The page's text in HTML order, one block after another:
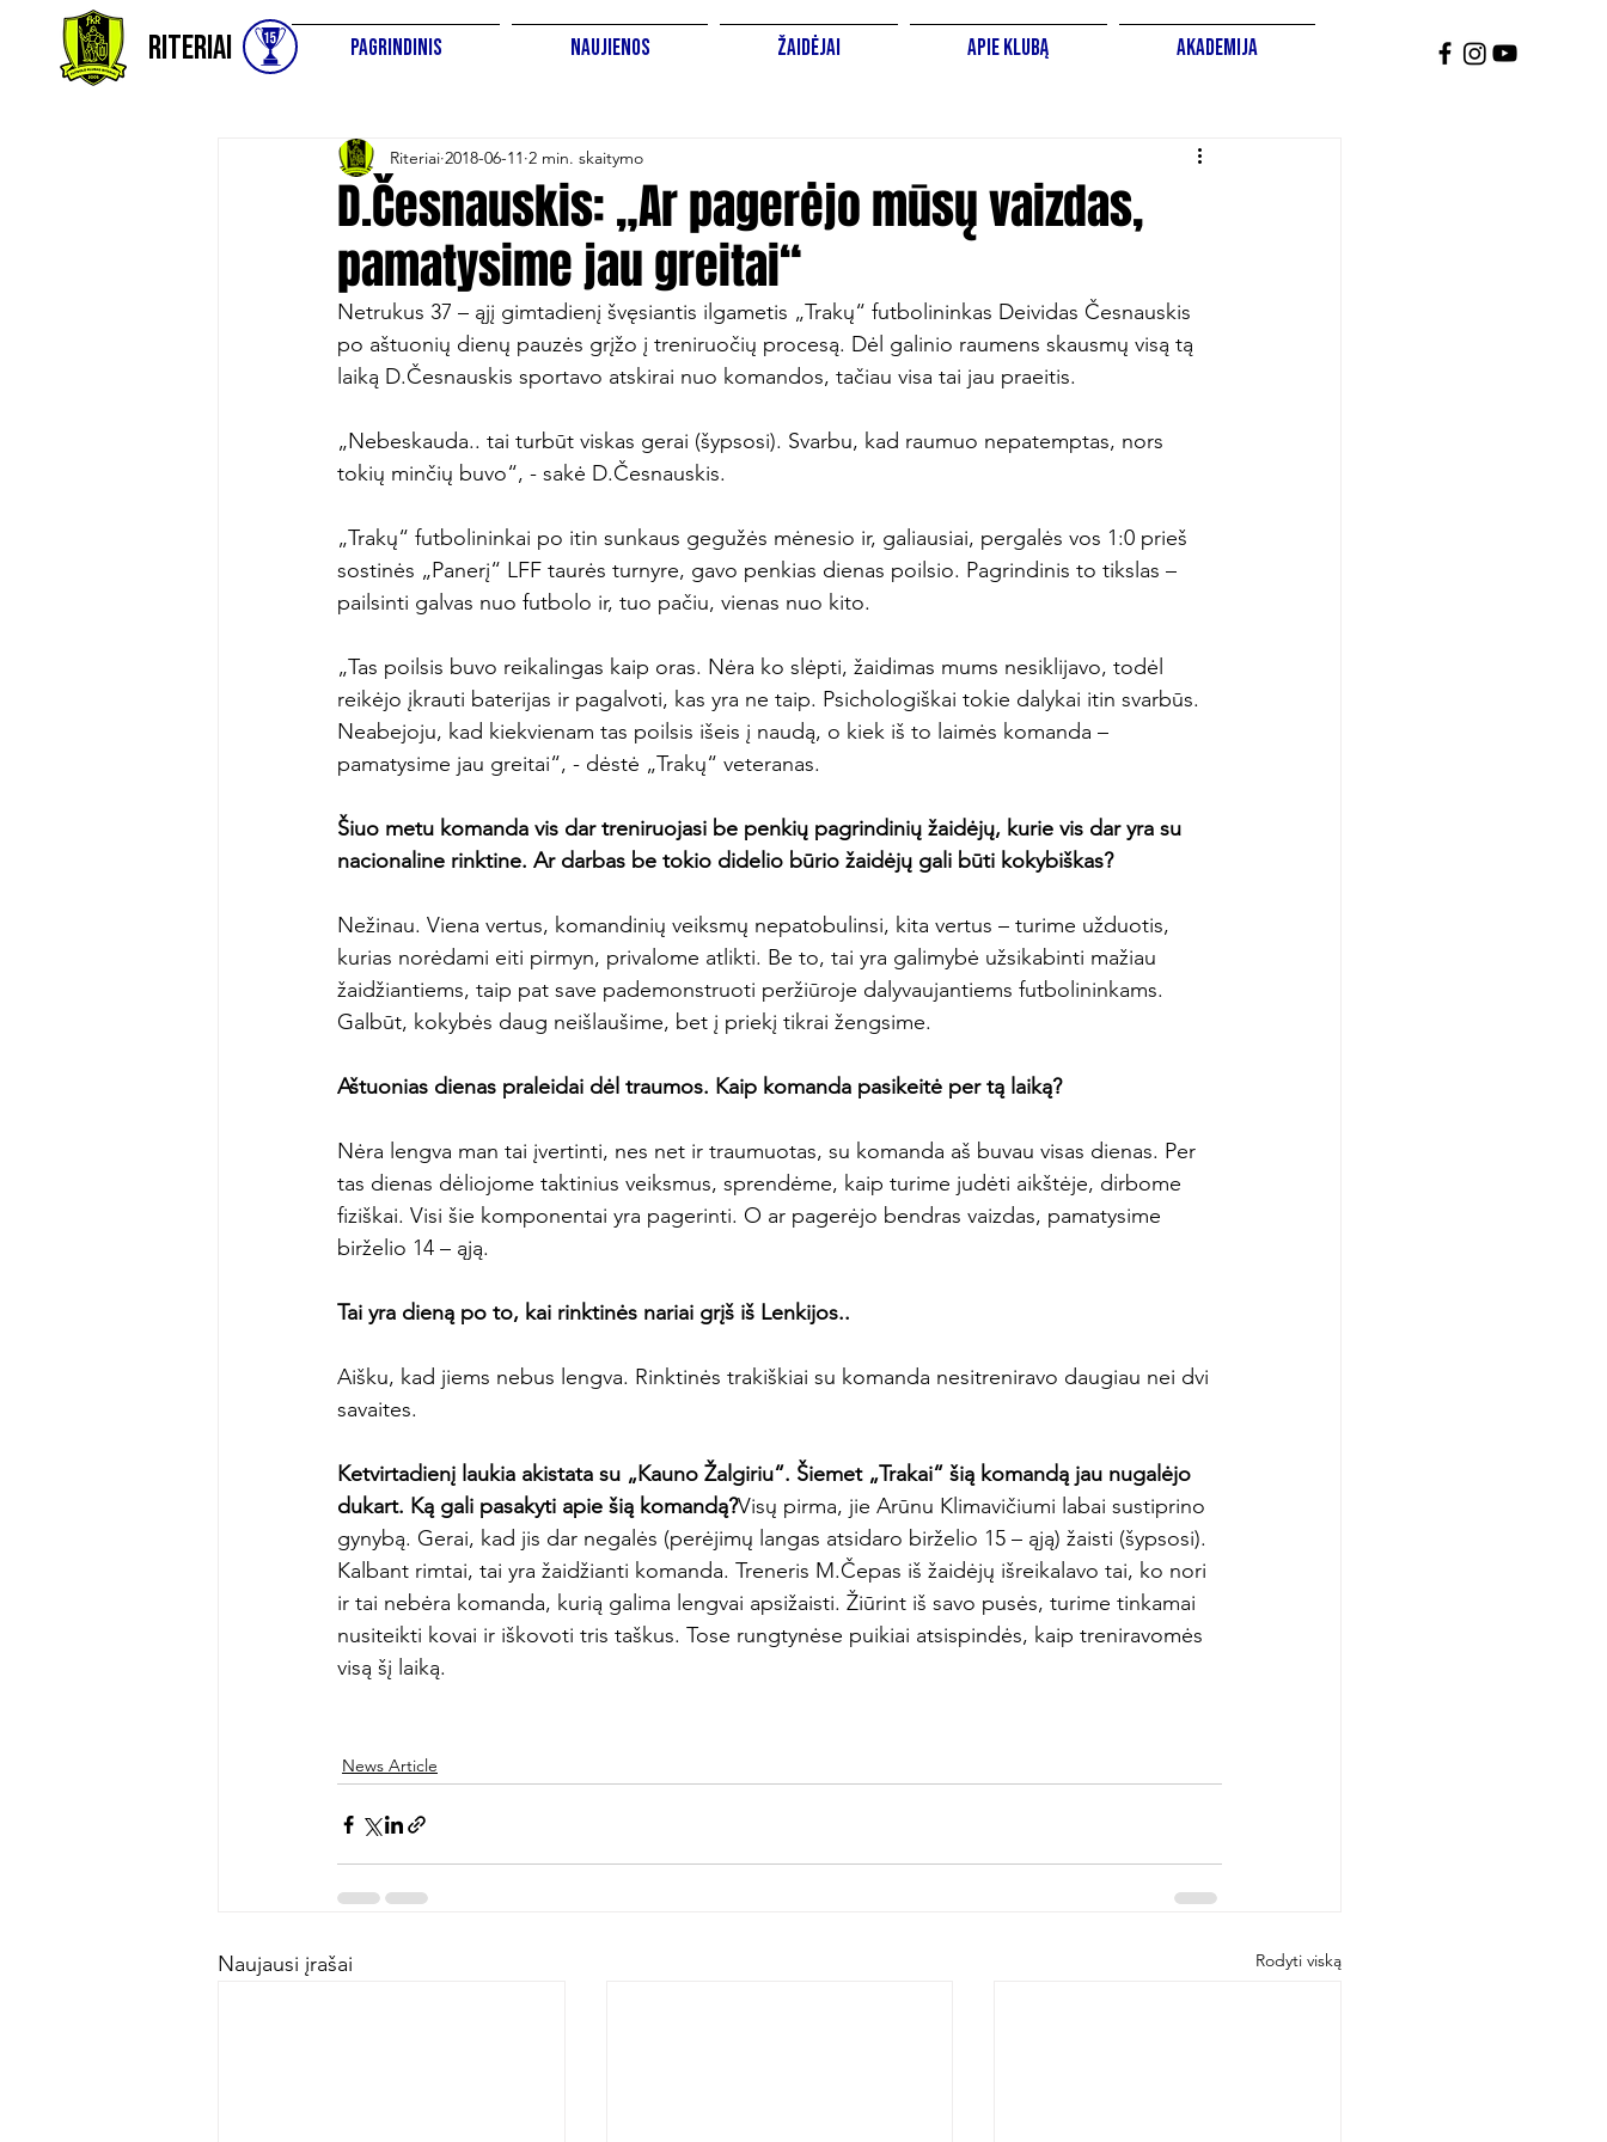
Riteriai Pagrindinis Naujienos Žaidėjai Apie Klubą Akademija
D.Česnauskis: „Ar pagerėjo mūsų vaizdas,
pamatysime jau greitai“
Riteriai 2018-06-11 2 min. skaitymo
Netrukus 37 – ąjį gimtadienį švęsiantis ilgametis „Trakų“ futbolininkas Deividas Česnauskis
po aštuonių dienų pauzės grįžo į treniruočių procesą. Dėl galinio raumens skausmų visą tą
laiką D.Česnauskis sportavo atskirai nuo komandos, tačiau visa tai jau praeitis.
„Nebeskauda.. tai turbūt viskas gerai (šypsosi). Svarbu, kad raumuo nepatemptas, nors
tokių minčių buvo“, - sakė D.Česnauskis.
„Trakų“ futbolininkai po itin sunkaus gegužės mėnesio ir, galiausiai, pergalės vos 1:0 prieš
sostinės „Panerį“ LFF taurės turnyre, gavo penkias dienas poilsio. Pagrindinis to tikslas –
pailsinti galvas nuo futbolo ir, tuo pačiu, vienas nuo kito.
„Tas poilsis buvo reikalingas kaip oras. Nėra ko slėpti, žaidimas mums nesiklijavo, todėl
reikėjo įkrauti baterijas ir pagalvoti, kas yra ne taip. Psichologiškai tokie dalykai itin svarbūs.
Neabejoju, kad kiekvienam tas poilsis išeis į naudą, o kiek iš to laimės komanda –
pamatysime jau greitai“, - dėstė „Trakų“ veteranas.
Šiuo metu komanda vis dar treniruojasi be penkių pagrindinių žaidėjų, kurie vis dar yra su
nacionaline rinktine. Ar darbas be tokio didelio būrio žaidėjų gali būti kokybiškas?
Nežinau. Viena vertus, komandinių veiksmų nepatobulinsi, kita vertus – turime užduotis,
kurias norėdami eiti pirmyn, privalome atlikti. Be to, tai yra galimybė užsikabinti mažiau
žaidžiantiems, taip pat save pademonstruoti peržiūroje dalyvaujantiems futbolininkams.
Galbūt, kokybės daug neišlaušime, bet į priekį tikrai žengsime.
Aštuonias dienas praleidai dėl traumos. Kaip komanda pasikeitė per tą laiką?
Nėra lengva man tai įvertinti, nes net ir traumuotas, su komanda aš buvau visas dienas. Per
tas dienas dėliojome taktinius veiksmus, sprendėme, kaip turime judėti aikštėje, dirbome
fiziškai. Visi šie komponentai yra pagerinti. O ar pagerėjo bendras vaizdas, pamatysime
birželio 14 – ąją.
Tai yra dieną po to, kai rinktinės nariai grįš iš Lenkijos..
Aišku, kad jiems nebus lengva. Rinktinės trakiškiai su komanda nesitreniravo daugiau nei dvi
savaites.
Ketvirtadienį laukia akistata su „Kauno Žalgiriu“. Šiemet „Trakai“ šią komandą jau nugalėjo
dukart. Ką gali pasakyti apie šią komandą?Visų pirma, jie Arūnu Klimavičiumi labai sustiprino
gynybą. Gerai, kad jis dar negalės (perėjimų langas atsidaro birželio 15 – ąją) žaisti (šypsosi).
Kalbant rimtai, tai yra žaidžianti komanda. Treneris M.Čepas iš žaidėjų išreikalavo tai, ko nori
ir tai nebėra komanda, kurią galima lengvai apsižaisti. Žiūrint iš savo pusės, turime tinkamai
nusiteikti kovai ir iškovoti tris taškus. Tose rungtynėse puikiai atsispindės, kaip treniravomės
visą šį laiką.
News Article
Naujausi įrašai Rodyti viską